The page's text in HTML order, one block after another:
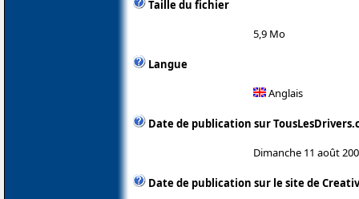
Taille du fichier
5,9 Mo
Langue
Anglais
Date de publication sur
Dimanche 11 août
Date de publication sur le site de